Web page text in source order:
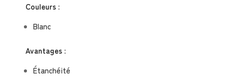
Couleurs :
Blanc
Avantages :
Étanchéité